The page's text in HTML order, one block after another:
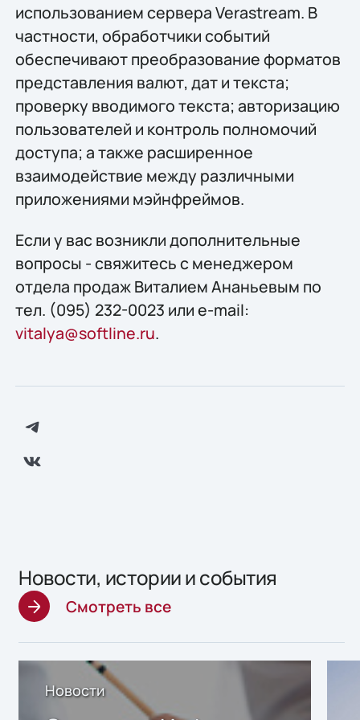
использованием сервера Verastream. В
частности, обработчики событий
обеспечивают преобразование форматов
представления валют, дат и текста;
проверку вводимого текста; авторизацию
пользователей и контроль полномочий
доступа; а также расширенное
взаимодействие между различными
приложениями мэйнфреймов.
Если у вас возникли дополнительные
вопросы - свяжитесь с менеджером
отдела продаж Виталием Ананьевым по
тел. (095) 232-0023 или e-mail:
vitalya@softline.ru.
Новости, истории и события
Смотреть все
Новости